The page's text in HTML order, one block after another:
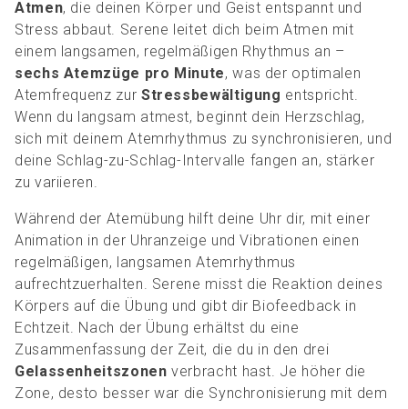
Atmen, die deinen Körper und Geist entspannt und
Stress abbaut. Serene leitet dich beim Atmen mit
einem langsamen, regelmäßigen Rhythmus an –
sechs Atemzüge pro Minute, was der optimalen
Atemfrequenz zur Stressbewältigung entspricht.
Wenn du langsam atmest, beginnt dein Herzschlag,
sich mit deinem Atemrhythmus zu synchronisieren, und
deine Schlag-zu-Schlag-Intervalle fangen an, stärker
zu variieren.
Während der Atemübung hilft deine Uhr dir, mit einer
Animation in der Uhranzeige und Vibrationen einen
regelmäßigen, langsamen Atemrhythmus
aufrechtzuerhalten. Serene misst die Reaktion deines
Körpers auf die Übung und gibt dir Biofeedback in
Echtzeit. Nach der Übung erhältst du eine
Zusammenfassung der Zeit, die du in den drei
Gelassenheitszonen verbracht hast. Je höher die
Zone, desto besser war die Synchronisierung mit dem